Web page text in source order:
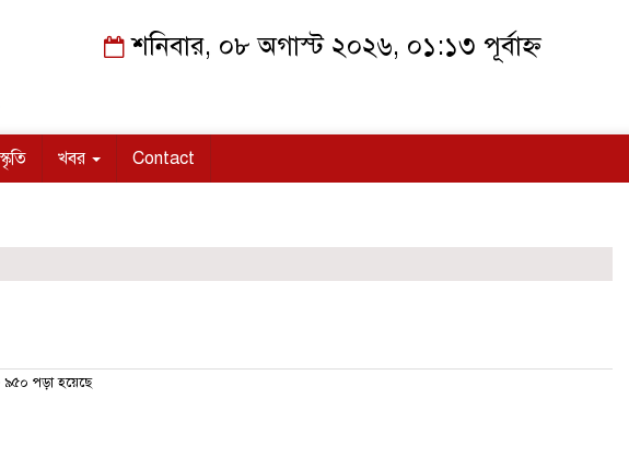
শনিবার, ০৮ অগাস্ট ২০২৬, ০১:১৩ পূর্বাহ্ন
খবর Contact
৯৫০ পড়া হয়েছে